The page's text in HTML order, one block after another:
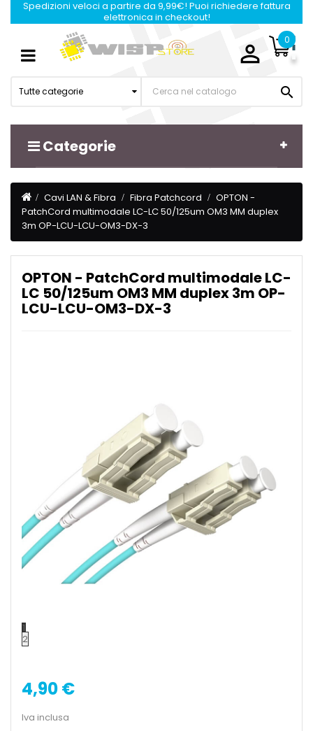
Spedizioni veloci a partire da 9,99€! Puoi richiedere fattura
elettronica in checkout!

0
Tutte categorie 
Categorie
Toggle
Cavi LAN & Fibra Fibra Patchcord
OPTON -
PatchCord multimodale LC-LC 50/125um OM3 MM duplex
3m OP-LCU-LCU-OM3-DX-3
OPTON - PatchCord multimodale LC-
LC 50/125um OM3 MM duplex 3m OP-
LCU-LCU-OM3-DX-3
1
2
4,90 €
Iva inclusa